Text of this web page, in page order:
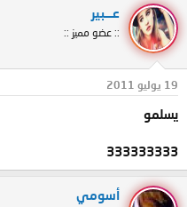
عـــبير
:: عضو مميز ::
19 يوليو 2011
يسلمو
333333333
أسومي